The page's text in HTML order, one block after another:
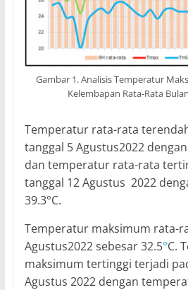
Gambar 1. Analisis Temperatur
Kelembapan Rata-Rata
Temperatur rata-rata
tanggal 5 Agustus2022
dan temperatur rata-rata
tanggal 12 Agustus 2022
39.3°C.
Temperatur maksimum rata-
Agustus2022 sebesar 32.5°C.
maksimum tertinggi terjadi
Agustus 2022 dengan